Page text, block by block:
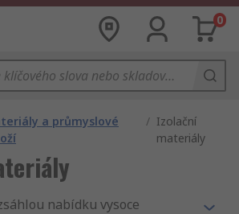
0
a průmyslové
/ Izolační
materiály
nabídku vysoce